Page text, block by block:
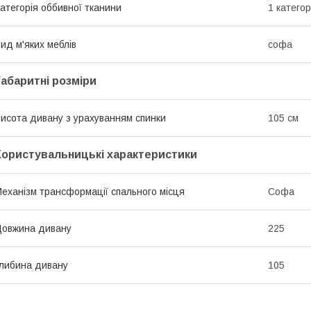
оббивної тканини 1
м'яких меблів софа
розміри
дивану з урахуванням спинки 105 см
характеристики
трансформації спального місця Софа
дивану 225
дивану 105